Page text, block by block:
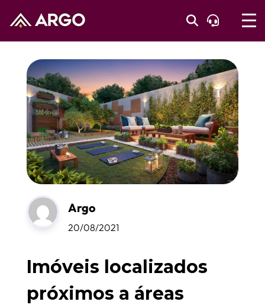
Argo
20/08/2021
Imóveis localizados
próximos a áreas